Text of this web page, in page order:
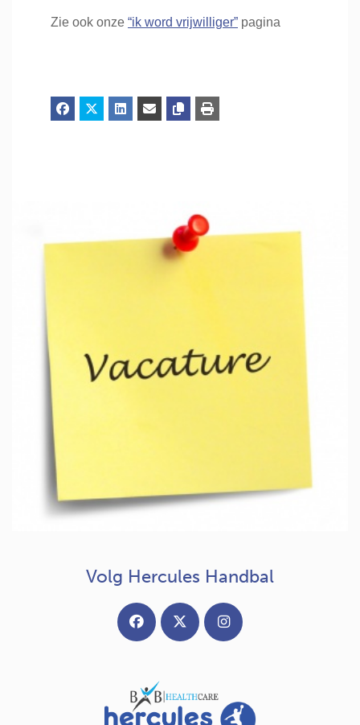
Zie ook onze “ik word vrijwilliger” pagina
Volg Hercules Handbal